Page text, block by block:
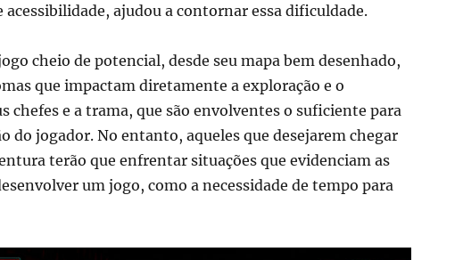
acessibilidade, ajudou a contornar essa dificuldade.
cheio de potencial, desde seu mapa bem desenhado,
que impactam diretamente a exploração e o
chefes e a trama, que são envolventes o suficiente para
do jogador. No entanto, aqueles que desejarem chegar
terão que enfrentar situações que evidenciam as
um jogo, como a necessidade de tempo para